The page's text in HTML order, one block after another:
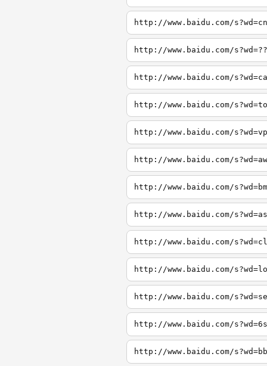
http://www.baidu.com/
http://www.baidu.com/
http://www.baidu.com/
http://www.baidu.com/
http://www.baidu.com/
http://www.baidu.com/
http://www.baidu.com/
http://www.baidu.com/
http://www.baidu.com/
http://www.baidu.com/
http://www.baidu.com/
http://www.baidu.com/
http://www.baidu.com/